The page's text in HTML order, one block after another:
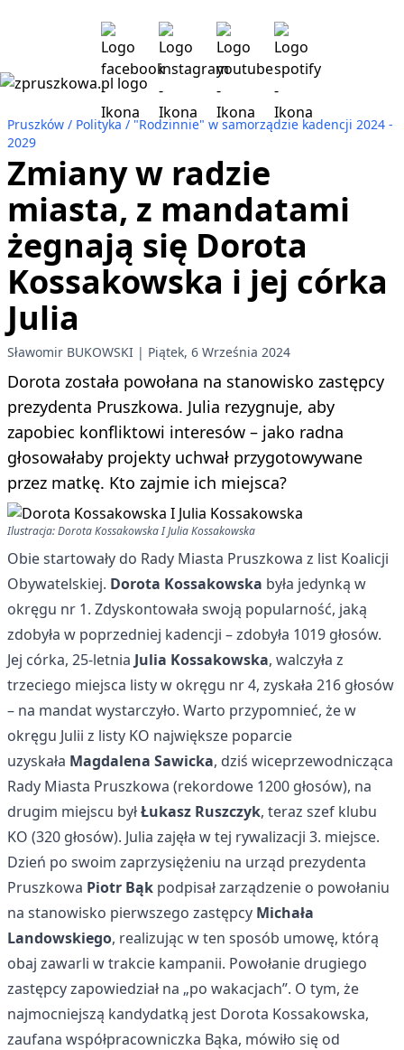
Pruszków Polityka
"Rodzinnie" w samorządzie kadencji 2024 -
2029
Zmiany w radzie
miasta, z mandatami
żegnają się Dorota
Kossakowska i jej córka
Julia
Sławomir BUKOWSKI Piątek, 6 Września 2024
Dorota została powołana na stanowisko zastępcy
prezydenta Pruszkowa. Julia rezygnuje, aby
zapobiec konfliktowi interesów – jako radna
głosowałaby projekty uchwał przygotowywane
przez matkę. Kto zajmie ich miejsca?
Ilustracja: Dorota Kossakowska I Julia Kossakowska
Obie startowały do Rady Miasta Pruszkowa z list Koalicji
Obywatelskiej. Dorota Kossakowska była jedynką w
okręgu nr 1. Zdyskontowała swoją popularność, jaką
zdobyła w poprzedniej kadencji – zdobyła 1019 głosów.
Jej córka, 25-letnia Julia Kossakowska, walczyła z
trzeciego miejsca listy w okręgu nr 4, zyskała 216 głosów
– na mandat wystarczyło. Warto przypomnieć, że w
okręgu Julii z listy KO największe poparcie
uzyskała Magdalena Sawicka, dziś wiceprzewodnicząca
Rady Miasta Pruszkowa (rekordowe 1200 głosów), na
drugim miejscu byłŁukasz Ruszczyk, teraz szef klubu
KO (320 głosów). Julia zajęła w tej rywalizacji 3. miejsce.
Dzień po swoim zaprzysiężeniu na urząd prezydenta
Pruszkowa Piotr Bąk podpisał zarządzenie o powołaniu
na stanowisko pierwszego zastępcy Michała
Landowskiego, realizując w ten sposób umowę, którą
obaj zawarli w trakcie kampanii. Powołanie drugiego
zastępcy zapowiedział na „po wakacjach”. O tym, że
najmocniejszą kandydatką jest Dorota Kossakowska,
zaufana współpracowniczka Bąka, mówiło się od